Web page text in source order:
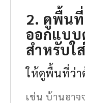
2. ดูพื้น
ออกแบบ
สำหรับใ
ให้ดูพื้นที่ว่
เช่น บ้านอาจ